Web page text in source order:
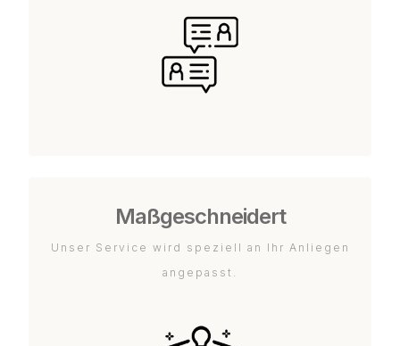
Maßgeschneidert
Unser Service wird speziell an Ihr Anliegen
angepasst.